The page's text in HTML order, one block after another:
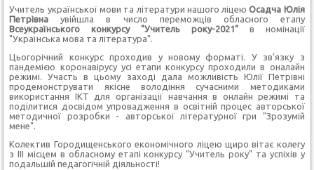
Учитель української мови та літератури нашого ліцеюОсадча Юлія
Петрівна увійшла в число переможців обласного етапу
Всеукраїнського конкурсу "Учитель року-2021"в номінації
"Українська мова та література".
Цьогорічний конкурс проходив у новому форматі. У зв'язку з
пандемією коронавірусу усі етапи конкурсу проходили в оналайн
режимі. Участь в цьому заході дала можливість Юлії Петрівні
продемонструвати якісне володіння сучасними методиками
використання ІКТ для організації навчання в онлайн режимі та
поділитися досвідом упровадження в освітній процес авторської
методичної розробки - авторської літературної гри "Зрозумій
мене".
Колектив Городищенського економічного ліцею щиро вітає колегу
з ІІІ місцем в обласному етапі конкурсу "Учитель року" та успіхів у
подальшій педагогічній діяльності!